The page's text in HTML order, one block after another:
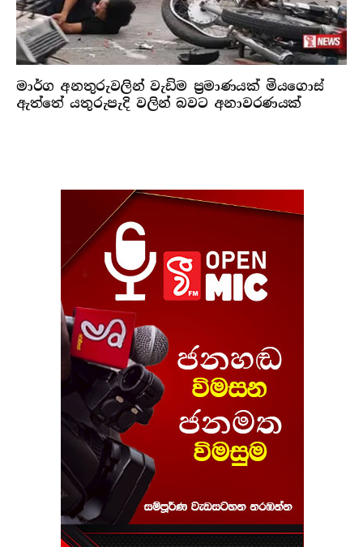
මාර්ග අනතුරුවලින් වැඩිම ප්‍රමාණයක් මියගොස්
ඇත්තේ යතුරුපැදි වලින් බවට අනාවරණයක්